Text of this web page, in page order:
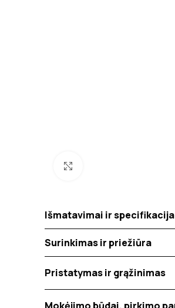
Išmatavimai ir specifikacija
Surinkimas ir priežiūra
Pristatymas ir grąžinimas